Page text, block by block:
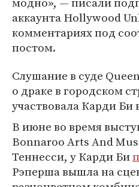
аккаунта Hollywood
комментариях под
постом.
Слушание в суде
о драке в городском
участвовала Карди Би
В июне во время
Bonnaroo Arts And
Теннесси, у Карди Би
Рэперша вышла на